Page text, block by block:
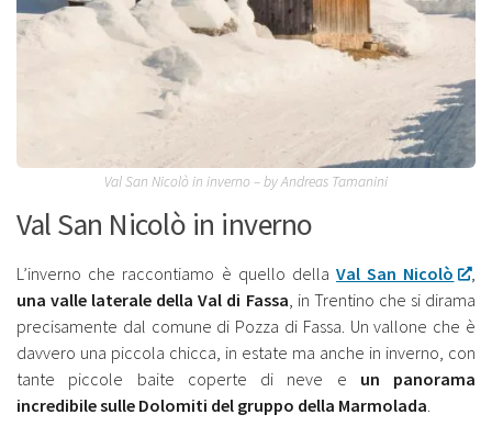
Val San Nicolò in inverno – by Andreas Tamanini
Val San Nicolò in inverno
L’inverno che raccontiamo è quello dellaVal San Nicolò
,
una valle laterale della Val di Fassa, in Trentino che si dirama
precisamente dal comune di Pozza di Fassa. Un vallone che è
davvero una piccola chicca, in estate ma anche in inverno, con
tante piccole baite coperte di neve e un panorama
incredibile sulle Dolomiti del gruppo della Marmolada.